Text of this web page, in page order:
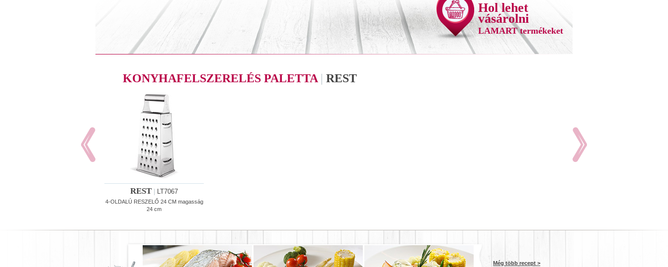
Hol lehet
vásárolni
LAMART termékeket
KONYHAFELSZERELÉS PALETTA | REST
REST LT7067
4-OLDALÚ RESZELŐ 24 CM magasság
24 cm
Még több recept >